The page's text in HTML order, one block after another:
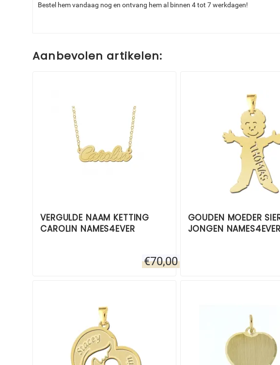
Bestel hem vandaag nog en ontvang hem al binnen 4 tot 7 werkdagen!
Aanbevolen artikelen:
VERGULDE NAAM KETTING
CAROLIN NAMES4EVER
€70,00
GOUDEN MOEDER
JONGEN NAMES4EVER